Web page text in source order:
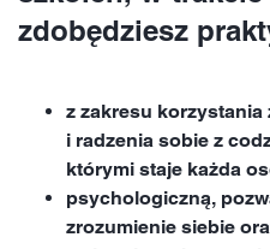
zdobędziesz
z zakresu korzystania
i radzenia sobie z
którymi staje każda
psychologiczną,
zrozumienie siebie